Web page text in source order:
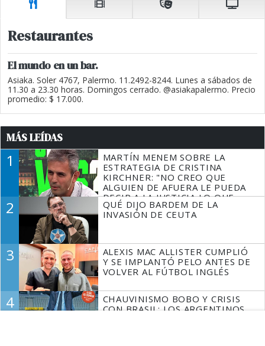
Restaurantes
El mundo en un bar.
Asiaka. Soler 4767, Palermo. 11.2492-8244. Lunes a sábados de
11.30 a 23.30 horas. Domingos cerrado. @asiakapalermo. Precio
promedio: $ 17.000.
MÁS LEÍDAS
1
MARTÍN MENEM SOBRE LA
ESTRATEGIA DE CRISTINA
KIRCHNER: "NO CREO QUE
ALGUIEN DE AFUERA LE PUEDA
DECIR A LA JUSTICIA LO QUE
TIENE QUE HACER"
2
QUÉ DIJO BARDEM DE LA
INVASIÓN DE CEUTA
3
ALEXIS MAC ALLISTER CUMPLIÓ
Y SE IMPLANTÓ PELO ANTES DE
VOLVER AL FÚTBOL INGLÉS
4
CHAUVINISMO BOBO Y CRISIS
CON BRASIL: LOS ARGENTINOS